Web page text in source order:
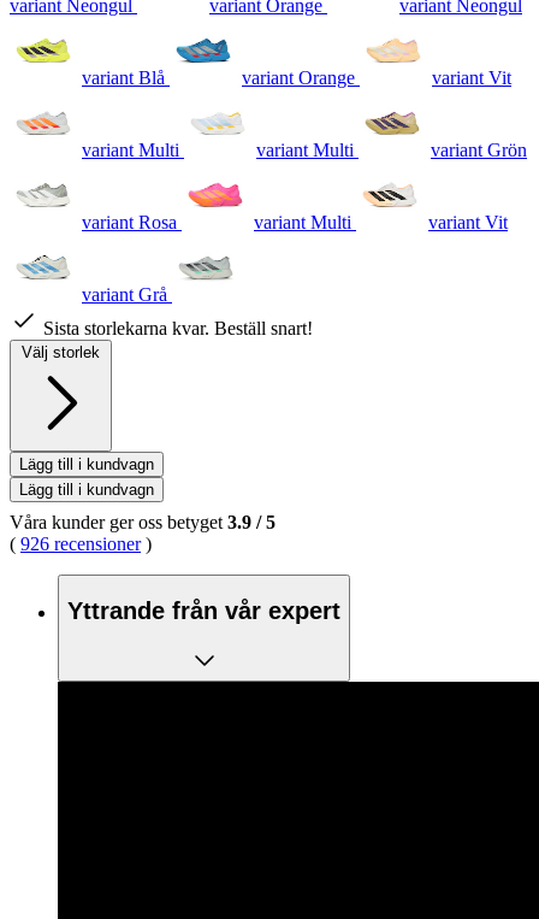
variant Neongul variant Orange variant Neongul
variant Blå variant Orange variant Vit
variant Multi variant Multi variant Grön
variant Rosa variant Multi variant Vit
variant Grå
Sista storlekarna kvar. Beställ snart!
Välj storlek
Lägg till i kundvagn
Lägg till i kundvagn
Våra kunder ger oss betyget 3.9 /5
( 926 recensioner)
Yttrande från vår expert